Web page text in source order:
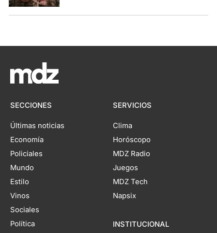
SECCIONES
Últimas noticias
Economía
Policiales
Mundo
Estilo
Vinos
Sociales
Política
SERVICIOS
Clima
Horóscopo
MDZ Radio
Juegos
MDZ Tech
Napsix
INSTITUCIONAL